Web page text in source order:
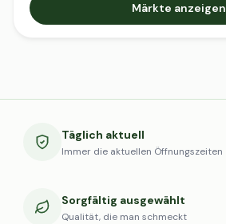
Märkte anzeigen
Täglich aktuell
Immer die aktuellen Öffnungszeiten
Sorgfältig ausgewählt
Qualität, die man schmeckt